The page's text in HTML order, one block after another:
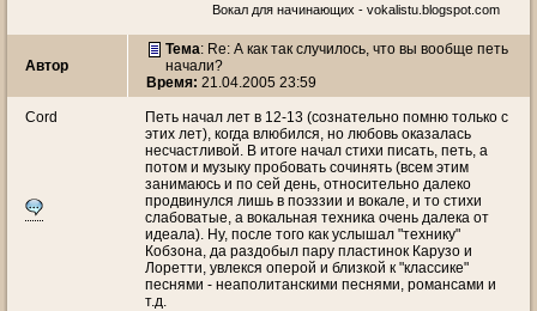
Вокал для начинающих - vokalistu.blogspot.com
Автор
Тема: Re: А как так случилось, что вы вообще петь
начали?
Время: 21.04.2005 23:59
Cord
Петь начал лет в 12-13 (сознательно помню только с
этих лет), когда влюбился, но любовь оказалась
несчастливой. В итоге начал стихи писать, петь, а
потом и музыку пробовать сочинять (всем этим
занимаюсь и по сей день, относительно далеко
продвинулся лишь в поэззии и вокале, и то стихи
слабоватые, а вокальная техника очень далека от
идеала). Ну, после того как услышал "технику"
Кобзона, да раздобыл пару пластинок Карузо и
Лоретти, увлекся оперой и близкой к "классике"
песнями - неаполитанскими песнями, романсами и
т.д.